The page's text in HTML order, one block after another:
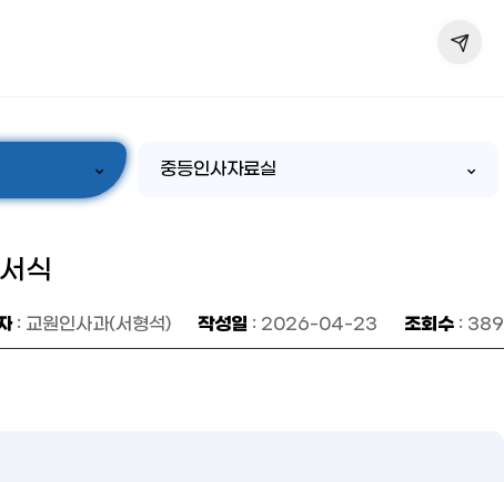
중등인사자료실
식
: 교원인사과(서형석) 작성일 : 2026-04-23 조회수 : 389